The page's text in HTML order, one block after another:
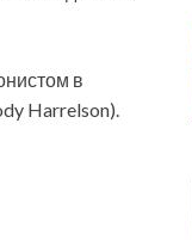
в
Harrelson).